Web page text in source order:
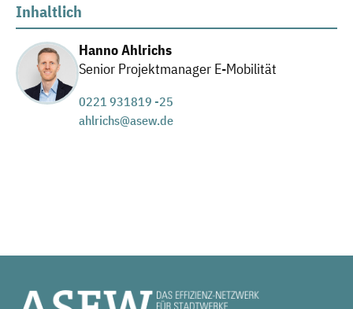
Inhaltlich
Hanno Ahlrichs
Senior Projektmanager E-Mobilität
0221 931819 -25
ahlrichs@asew.de